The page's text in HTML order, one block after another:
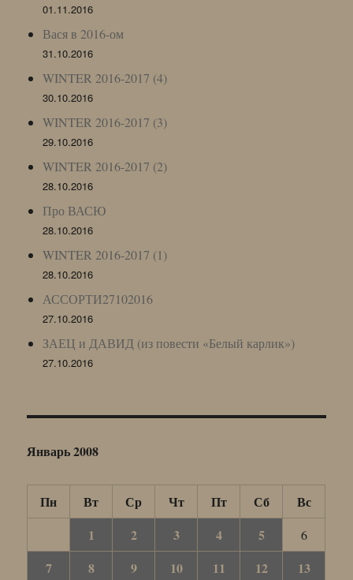
01.11.2016
Вася в 2016-ом
31.10.2016
WINTER 2016-2017 (4)
30.10.2016
WINTER 2016-2017 (3)
29.10.2016
WINTER 2016-2017 (2)
28.10.2016
Про ВАСЮ
28.10.2016
WINTER 2016-2017 (1)
28.10.2016
АССОРТИ27102016
27.10.2016
ЗАЕЦ и ДАВИД (из повести «Белый карлик»)
27.10.2016
Январь 2008
Пн Вт Ср Чт Пт Сб
Вс
1
2 3 4 5 6
7 8 9 10 11 12
13